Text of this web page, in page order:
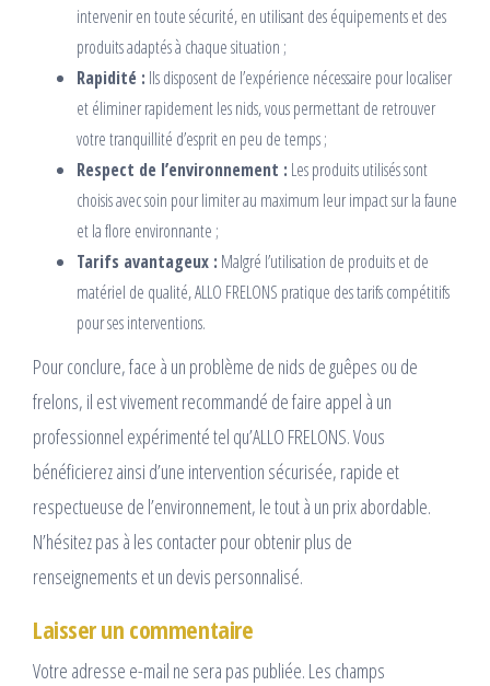
intervenir en toute sécurité, en utilisant des équipements et des
produits adaptés à chaque situation ;
Rapidité : Ils disposent de l’expérience nécessaire pour localiser
et éliminer rapidement les nids, vous permettant de retrouver
votre tranquillité d’esprit en peu de temps ;
Respect de l’environnement : Les produits utilisés sont
choisis avec soin pour limiter au maximum leur impact sur la faune
et la flore environnante ;
Tarifs avantageux : Malgré l’utilisation de produits et de
matériel de qualité, ALLO FRELONS pratique des tarifs compétitifs
pour ses interventions.
Pour conclure, face à un problème de nids de guêpes ou de
frelons, il est vivement recommandé de faire appel à un
professionnel expérimenté tel qu’ALLO FRELONS. Vous
bénéficierez ainsi d’une intervention sécurisée, rapide et
respectueuse de l’environnement, le tout à un prix abordable.
N’hésitez pas à les contacter pour obtenir plus de
renseignements et un devis personnalisé.
Laisser un commentaire
Votre adresse e-mail ne sera pas publiée. Les champs